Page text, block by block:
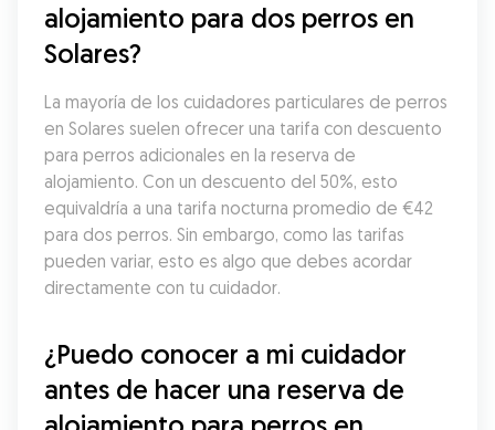
alojamiento para dos perros en
Solares?
La mayoría de los cuidadores particulares de perros
en Solares suelen ofrecer una tarifa con descuento
para perros adicionales en la reserva de
alojamiento. Con un descuento del 50%, esto
equivaldría a una tarifa nocturna promedio de €42
para dos perros. Sin embargo, como las tarifas
pueden variar, esto es algo que debes acordar
directamente con tu cuidador.
¿Puedo conocer a mi cuidador
antes de hacer una reserva de